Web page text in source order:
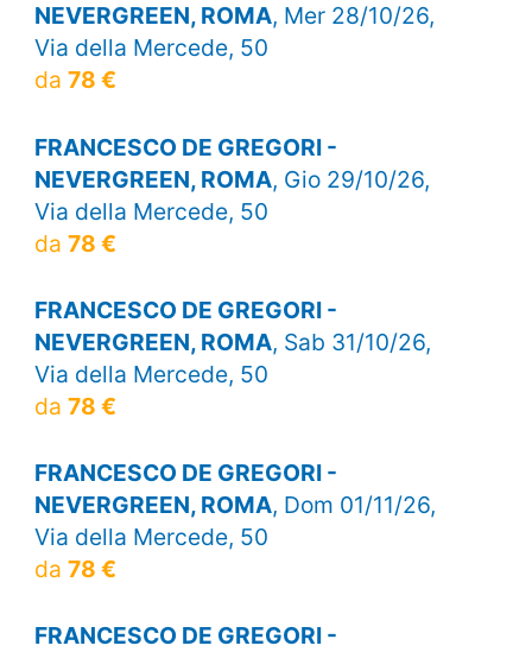
NEVERGREEN, ROMA, Mer 28/10/26,
Via della Mercede, 50
da 78 €
FRANCESCO DE GREGORI -
NEVERGREEN, ROMA, Gio 29/10/26,
Via della Mercede, 50
da 78 €
FRANCESCO DE GREGORI -
NEVERGREEN, ROMA, Sab 31/10/26,
Via della Mercede, 50
da 78 €
FRANCESCO DE GREGORI -
NEVERGREEN, ROMA, Dom 01/11/26,
Via della Mercede, 50
da 78 €
FRANCESCO DE GREGORI -